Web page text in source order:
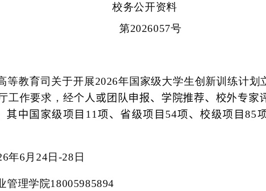
校务公开资料
第2026057号
等教育司关于开展2026年国家级大学生创新训练计划
工作要求 ，经个人或团队申报、学院推荐、校外专家
其中国家级项目 11项、省级项目 54项、校级项目85
年6月 24日 -28 日
管理学院18005985894